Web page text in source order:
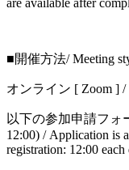
are available after
■開催方法/ Meeting
オンライン [ Zoom ] /
以下の参加申請フォ
12:00) / Application is
registration: 12:00 each